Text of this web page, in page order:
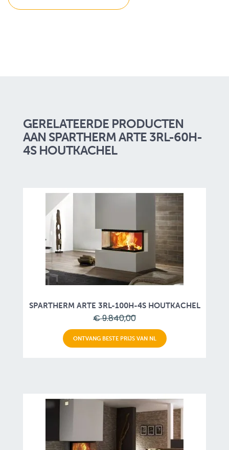
GERELATEERDE PRODUCTEN
AAN SPARTHERM ARTE 3RL-60H-
4S HOUTKACHEL
SPARTHERM ARTE 3RL-100H-4S HOUTKACHEL
€ 9.840,00
ONTVANG BESTE PRIJS VAN NL